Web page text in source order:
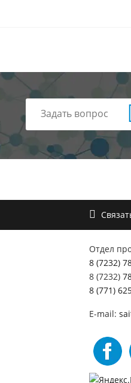
Задать вопрос
Отдел
8 (7232)
8 (7232)
8 (771)
E-mail: